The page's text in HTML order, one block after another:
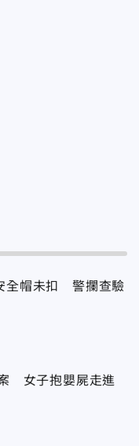
全帽未扣 警攔查驗
女子抱嬰屍走進